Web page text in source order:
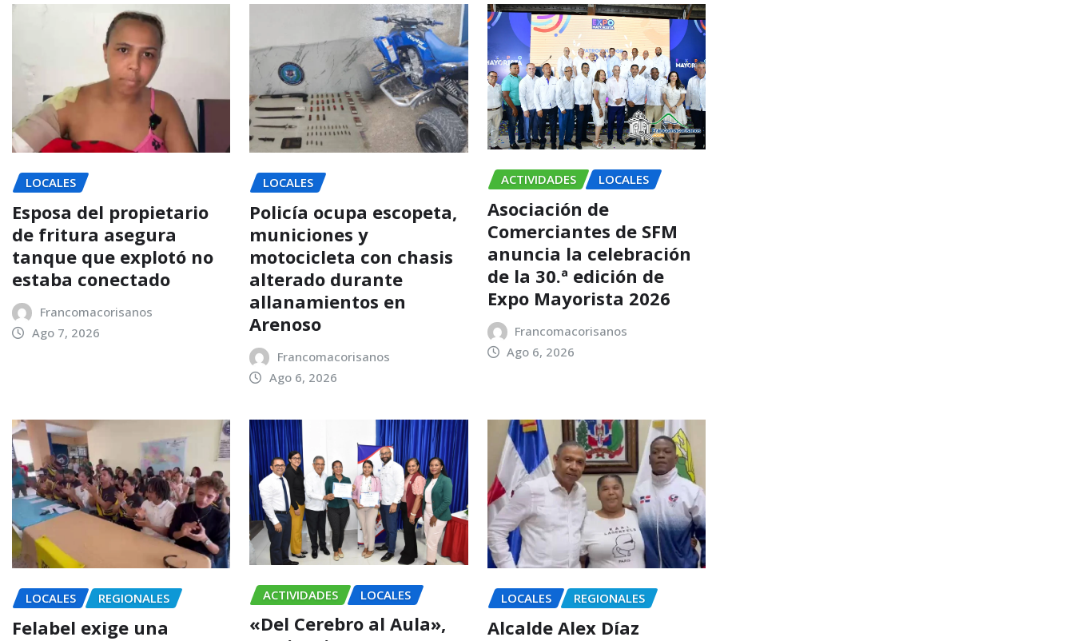
LOCALES
Esposa del propietario
de fritura asegura
tanque que explotó no
estaba conectado
Francomacorisanos
Ago 7, 2026
LOCALES
Policía ocupa escopeta,
municiones y
motocicleta con chasis
alterado durante
allanamientos en
Arenoso
Francomacorisanos
Ago 6, 2026
ACTIVIDADES LOCALES
Asociación de
Comerciantes de SFM
anuncia la celebración
de la 30.ª edición de
Expo Mayorista 2026
Francomacorisanos
Ago 6, 2026
LOCALES REGIONALES
Felabel exige una
ACTIVIDADES LOCALES
«Del Cerebro al Aula»,
LOCALES REGIONALES
Alcalde Alex Díaz